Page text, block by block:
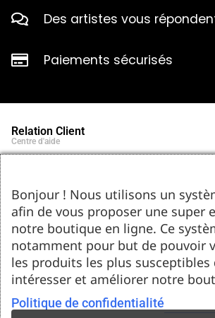
Des artistes vous
Paiements sécurisés
Relation Client
Centre d'aide
Contact
Tel : 05.55.75.03.00
Email : contact@bozar-passion.com
Bozar Passion SARL
1 allée Louis Breguet
87220 Feytiat
Ressources d'artistes
Le blog
Club Bozar Passion
Méthodes de paiement acceptées
Bonjour ! Nous utilisons un
afin de vous proposer une super
notre boutique en ligne. Ce
notamment pour but de pouvoir
les produits les plus susceptibles
intéresser et améliorer notre
Politique de confidentialité